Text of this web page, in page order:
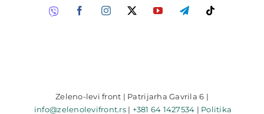
Zeleno-levi front | Patrijarha Gavrila 6 |
info@zelenolevifront.rs| +381 64 1427534 | Politika